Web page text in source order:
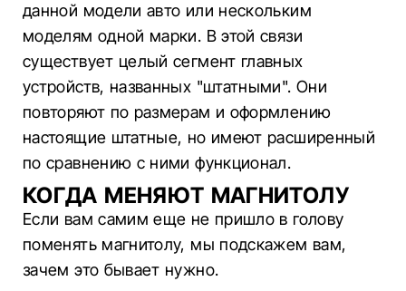
данной модели авто или нескольким
моделям одной марки. В этой связи
существует целый сегмент главных
устройств, названных "штатными". Они
повторяют по размерам и оформлению
настоящие штатные, но имеют расширенный
по сравнению с ними функционал.
КОГДА МЕНЯЮТ МАГНИТОЛУ
Если вам самим еще не пришло в голову
поменять магнитолу, мы подскажем вам,
зачем это бывает нужно.